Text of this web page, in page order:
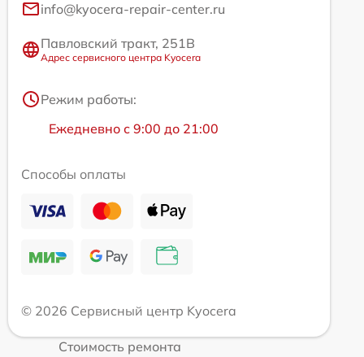
info@kyocera-repair-center.ru
Павловский тракт, 251В
Адрес сервисного центра Kyocera
Режим работы:
Ежедневно с 9:00 до 21:00
Способы оплаты
© 2026 Сервисный центр Kyocera
Стоимость ремонта